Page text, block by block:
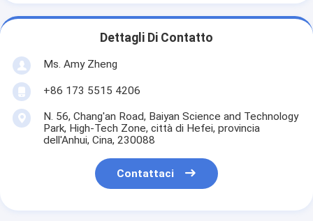
Dettagli Di Contatto
Ms. Amy Zheng
+86 173 5515 4206
N. 56, Chang'an Road, Baiyan Science and Technology
Park, High-Tech Zone, città di Hefei, provincia
dell'Anhui, Cina, 230088
Contattaci